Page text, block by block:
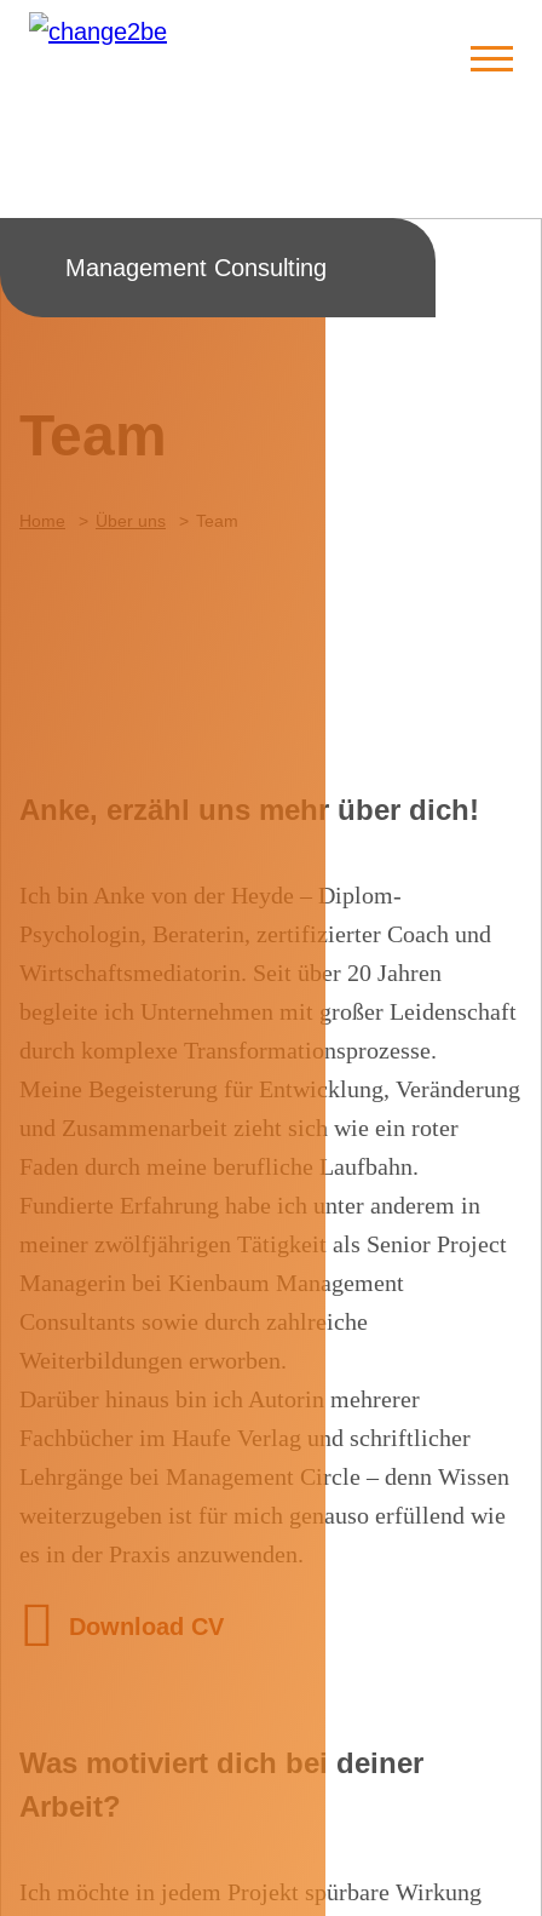
Home Über uns Team
Management Consulting
Team
Anke, erzähl uns mehr über dich!
Ich bin Anke von der Heyde – Diplom-
Psychologin, Beraterin, zertifizierter Coach und
Wirtschaftsmediatorin. Seit über 20 Jahren
begleite ich Unternehmen mit großer Leidenschaft
durch komplexe Transformationsprozesse.
Meine Begeisterung für Entwicklung, Veränderung
und Zusammenarbeit zieht sich wie ein roter
Faden durch meine berufliche Laufbahn.
Fundierte Erfahrung habe ich unter anderem in
meiner zwölfjährigen Tätigkeit als Senior Project
Managerin bei Kienbaum Management
Consultants sowie durch zahlreiche
Weiterbildungen erworben.
Darüber hinaus bin ich Autorin mehrerer
Fachbücher im Haufe Verlag und schriftlicher
Lehrgänge bei Management Circle – denn Wissen
weiterzugeben ist für mich genauso erfüllend wie
es in der Praxis anzuwenden.
Download CV
Was motiviert dich bei deiner
Arbeit?
Ich möchte in jedem Projekt spürbare Wirkung